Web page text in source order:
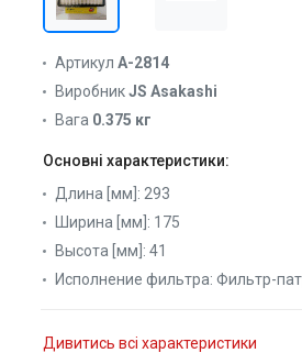
Артикул A-2814
ВиробникJS Asakashi
Вага 0.375 кг
Основні характеристики:
Длина [мм]: 293
Ширина [мм]: 175
Высота [мм]: 41
Исполнение фильтра: Фильтр-
Дивитись всі характеристики